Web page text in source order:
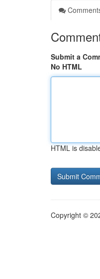
Submit a
No HTML
HTML is
Copyright ©